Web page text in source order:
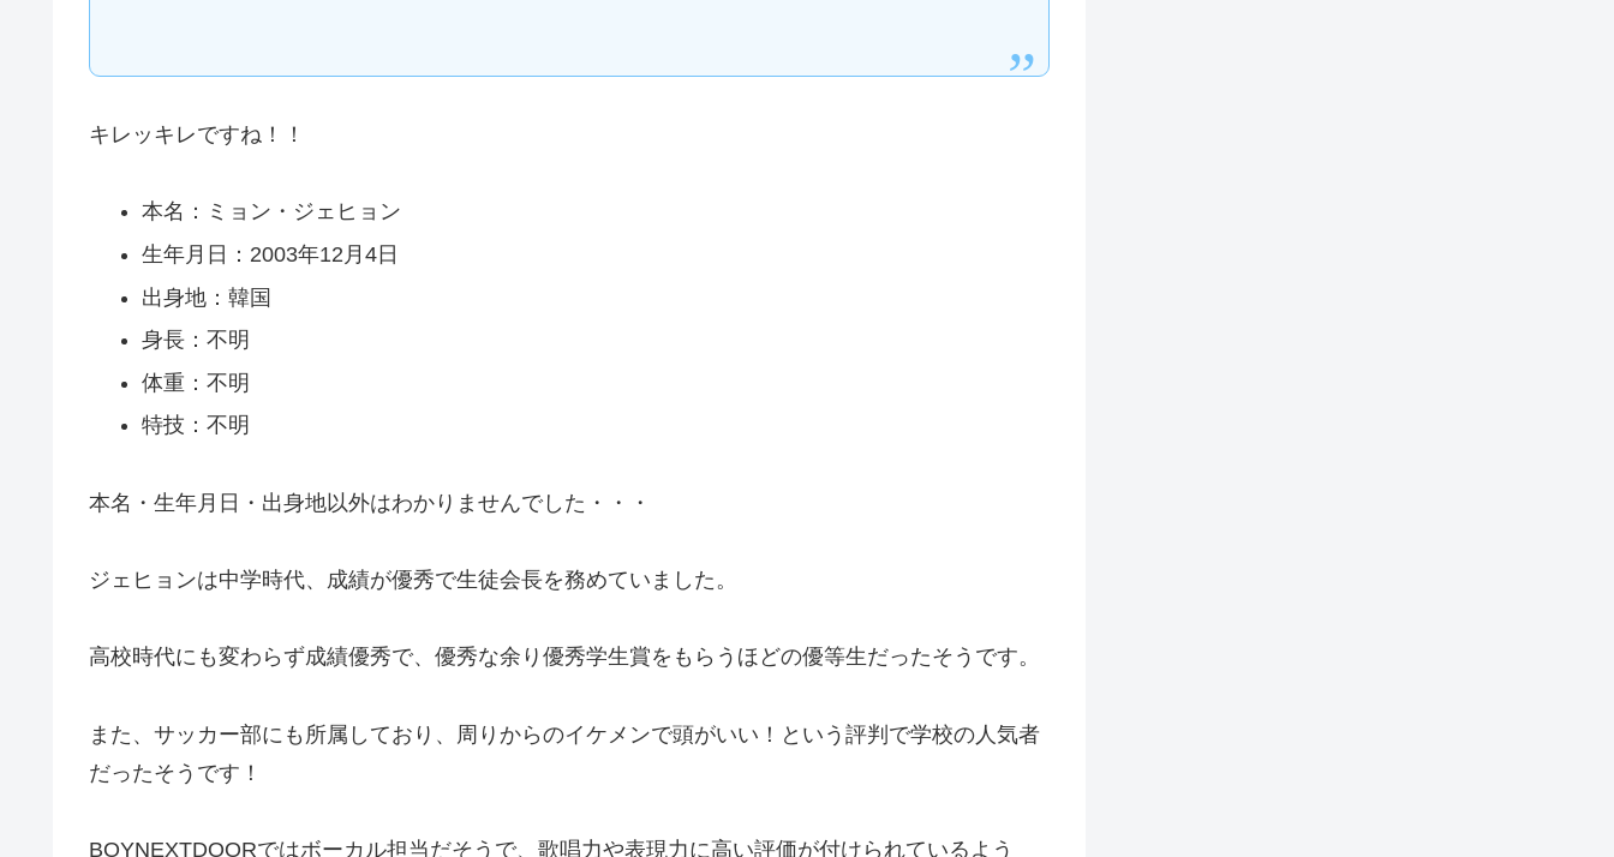
キレッキレですね！！
本名：ミョン・ジェヒョン
生年月日：2003年12月4日
出身地：韓国
身長：不明
体重：不明
特技：不明
本名・生年月日・出身地以外はわかりませんでした・・・
ジェヒョンは中学時代、成績が優秀で生徒会長を務めていました。
高校時代にも変わらず成績優秀で、優秀な余り優秀学生賞をもらうほどの優等生だったそうです。
また、サッカー部にも所属しており、周りからのイケメンで頭がいい！という評判で学校の人気者
だったそうです！
BOYNEXTDOORではボーカル担当だそうで、歌唱力や表現力に高い評価が付けられているよう